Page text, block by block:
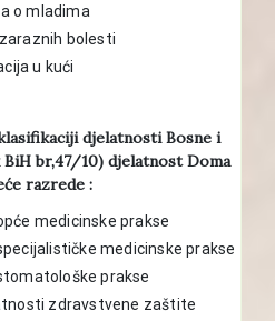
o mladima
bolesti
u kući
djelatnosti Bosne i
br,47/10) djelatnost Doma
razrede :
medicinske prakse
medicinske prakse
prakse
zdravstvene zaštite